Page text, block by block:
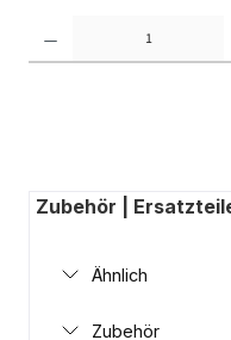
Zubehör |
Ähnlich
Zubehör